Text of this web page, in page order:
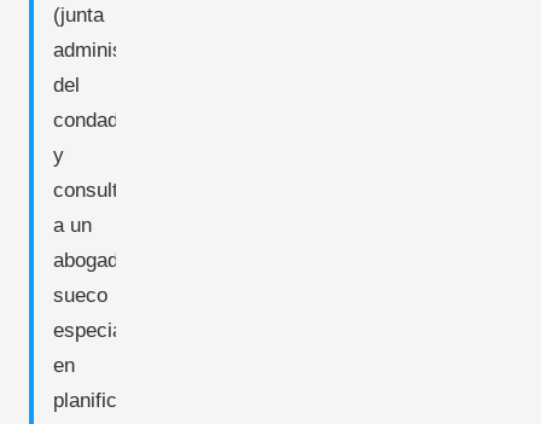
(junta
administrativa
del
condado),
y
consulte
a un
abogado
sueco
especializado
en
planificación